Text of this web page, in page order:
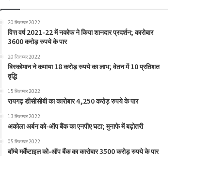
20 सितम्बर 2022
वित्त वर्ष 2021-22 में नकोफ ने किया शानदार प्रदर्शन; कारोबार
3600 करोड़ रुपये के पार
20 सितम्बर 2022
बिस्कोमान ने कमाया 18 करोड़ रुपये का लाभ; वेतन में 10 प्रतिशत
वृद्धि
15 सितम्बर 2022
रायगढ़ डीसीसीबी का कारोबार 4,250 करोड़ रुपये के पार
13 सितम्बर 2022
अकोला अर्बन को-ऑप बैंक का एनपीए घटा; मुनाफे में बढ़ोतरी
05 सितम्बर 2022
बॉम्बे मर्केंटाइल को-ऑप बैंक का कारोबार 3500 करोड़ रुपये के पार